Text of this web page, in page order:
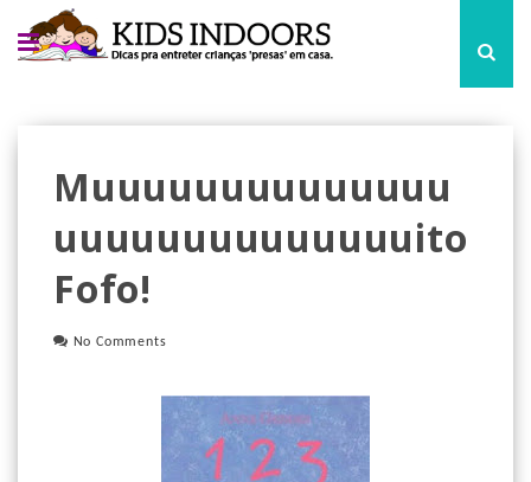
Muuuuuuuuuuuuuu
Uuuuuuuuuuuuuuito
Fofo!
No Comments